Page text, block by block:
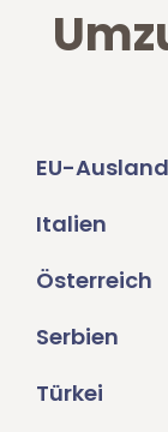
EU-Ausland
Italien
Österreich
Serbien
Türkei